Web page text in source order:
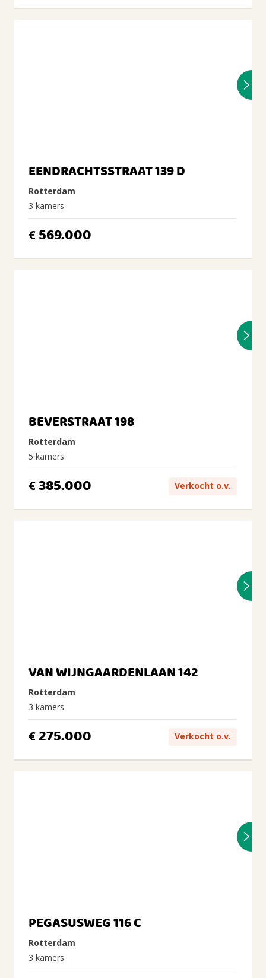
EENDRACHTSSTRAAT 139 D
Rotterdam
3 kamers
€ 569.000
BEVERSTRAAT 198
Rotterdam
5 kamers
€385.000 Verkocht o.v.
VAN WIJNGAARDENLAAN 142
Rotterdam
3 kamers
€275.000 Verkocht o.v.
PEGASUSWEG 116 C
Rotterdam
3 kamers